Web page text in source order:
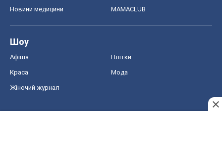
Новини медицини MAMACLUB
Шоу
Афіша Плітки
Краса Мода
Жіночий журнал